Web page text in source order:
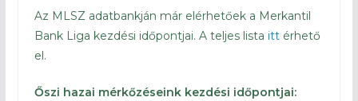
Az MLSZ adatbankján már elérhetőek a Merkantil
Bank Liga kezdési időpontjai. A teljes lista ittérhető
el.
Őszi hazai mérkőzéseink kezdési időpontjai: